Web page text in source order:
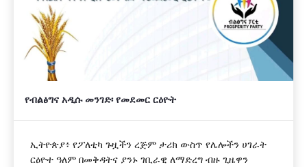
የብልፅግና አዲሱ መንገድ፡ የመደመር ርዕዮት
ኢትዮጵያ፥ የፖለቲካ ጉዟችን ረጅም ታሪክ ውስጥ የሌሎችን ሀገራት
ርዕዮተ ዓለም በመቅዳትና ያንኑ ገቢራዊ ለማድረግ ብዙ ጊዜዋን